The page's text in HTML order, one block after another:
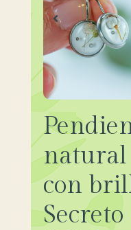
natural
con
Secreto